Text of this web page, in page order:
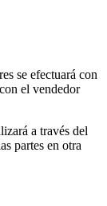
se efectuará con
el vendedor
a través del
partes en otra